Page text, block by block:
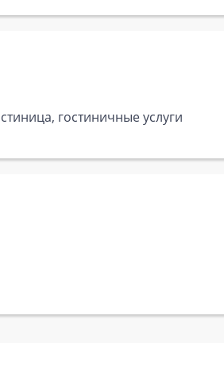
гостиничные услуги